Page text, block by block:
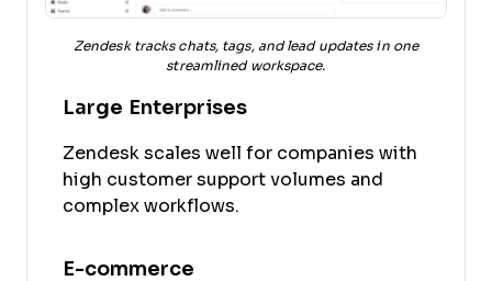
Zendesk tracks chats, tags, and lead updates in one
streamlined workspace.
Large Enterprises
Zendesk scales well for companies with
high customer support volumes and
complex workflows.
E-commerce